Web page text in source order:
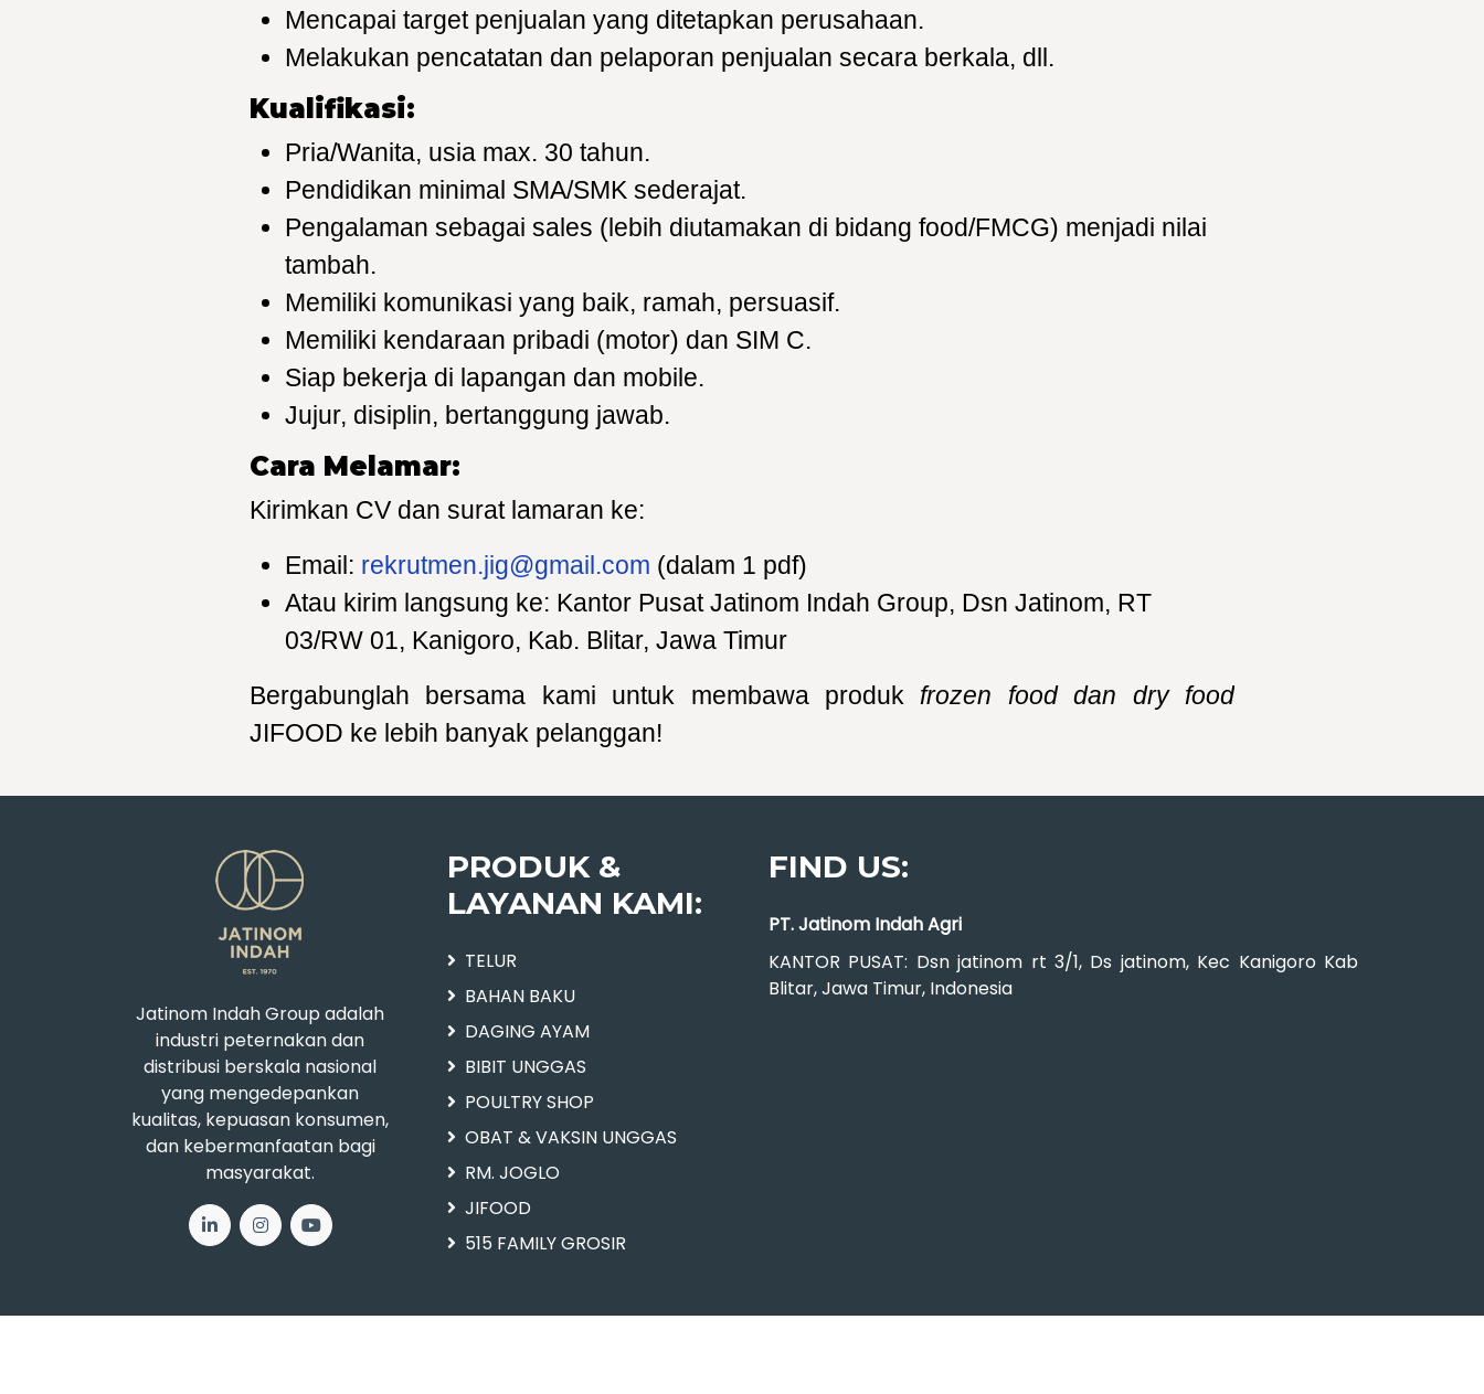
Mencapai target penjualan yang ditetapkan perusahaan.
Melakukan pencatatan dan pelaporan penjualan secara berkala, dll.
Kualifikasi:
Pria/Wanita, usia max. 30 tahun.
Pendidikan minimal SMA/SMK sederajat.
Pengalaman sebagai sales (lebih diutamakan di bidang food/FMCG) menjadi nilai
tambah.
Memiliki komunikasi yang baik, ramah, persuasif.
Memiliki kendaraan pribadi (motor) dan SIM C.
Siap bekerja di lapangan dan mobile.
Jujur, disiplin, bertanggung jawab.
Cara Melamar:
Kirimkan CV dan surat lamaran ke:
Email: rekrutmen.jig@gmail.com (dalam 1 pdf)
Atau kirim langsung ke: Kantor Pusat Jatinom Indah Group, Dsn Jatinom, RT
03/RW 01, Kanigoro, Kab. Blitar, Jawa Timur
Bergabunglah bersama kami untuk membawa produk frozen food dan dry food
JIFOOD ke lebih banyak pelanggan!
Jatinom Indah Group adalah
industri peternakan dan
distribusi berskala nasional
yang mengedepankan
kualitas, kepuasan konsumen,
dan kebermanfaatan bagi
masyarakat.
PRODUK &
LAYANAN KAMI:
TELUR
BAHAN BAKU
DAGING AYAM
BIBIT UNGGAS
POULTRY SHOP
OBAT & VAKSIN UNGGAS
RM. JOGLO
JIFOOD
515 FAMILY GROSIR
FIND US:
PT. Jatinom Indah Agri
KANTOR PUSAT: Dsn jatinom rt 3/1, Ds jatinom, Kec Kanigoro Kab
Blitar, Jawa Timur, Indonesia